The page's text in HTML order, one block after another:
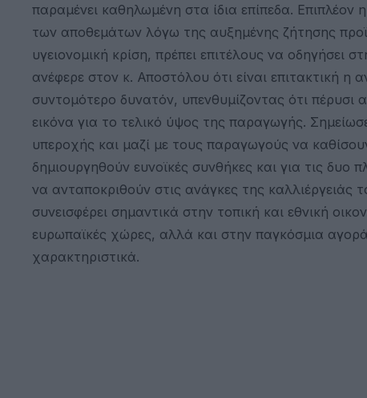
παραμένει καθηλωμένη στα ίδια επίπεδα.
των αποθεμάτων λόγω της αυξημένης ζήτησης
υγειονομική κρίση, πρέπει επιτέλους να
ανέφερε στον κ. Αποστόλου ότι είναι επιτακτική
συντομότερο δυνατόν, υπενθυμίζοντας ότι
εικόνα για το τελικό ύψος της παραγωγής.
υπεροχής και μαζί με τους παραγωγούς να
δημιουργηθούν ευνοϊκές συνθήκες και για τις
να ανταποκριθούν στις ανάγκες της καλλιέργειάς
συνεισφέρει σημαντικά στην τοπική και εθνική
ευρωπαϊκές χώρες, αλλά και στην παγκόσμια
χαρακτηριστικά.